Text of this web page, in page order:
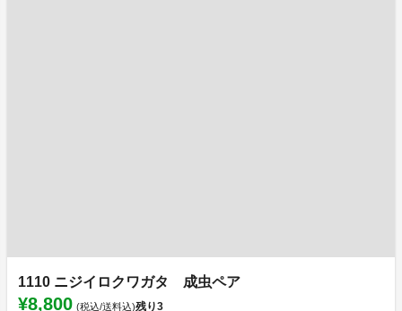
1110 ニジイロクワガタ 成虫ペア
¥8,800 (税込/送料込)残り3